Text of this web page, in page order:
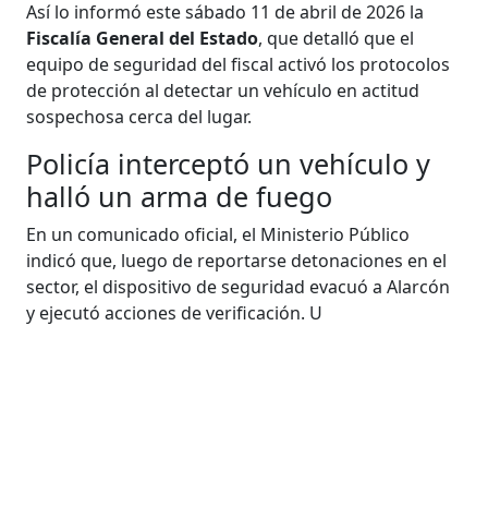
Así lo informó este sábado 11 de abril de 2026 la
Fiscalía General del Estado, que detalló que el
equipo de seguridad del fiscal activó los protocolos
de protección al detectar un vehículo en actitud
sospechosa cerca del lugar.
Policía interceptó un vehículo y
halló un arma de fuego
En un comunicado oficial, el Ministerio Público
indicó que, luego de reportarse detonaciones en el
sector, el dispositivo de seguridad evacuó a Alarcón
y ejecutó acciones de verificación. U